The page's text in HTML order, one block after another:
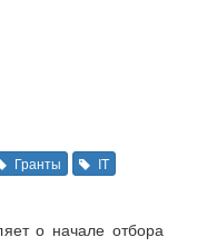
Гранты
IT
о начале отбора